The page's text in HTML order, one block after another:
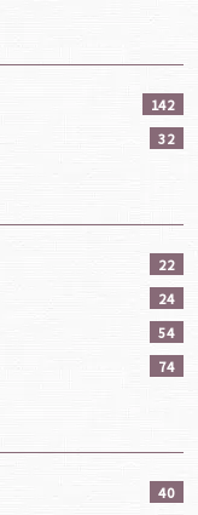
142
32
22
24
54
74
40